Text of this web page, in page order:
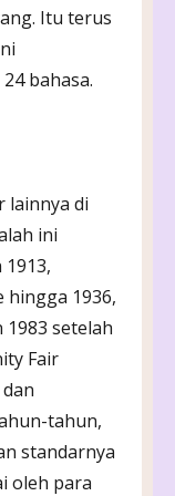
Itu terus
bahasa.
lainnya di
ini
hingga 1936,
setelah
Fair
tahun,
standarnya
oleh para